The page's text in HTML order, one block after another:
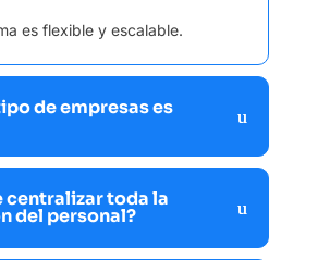
es flexible y escalable.
de empresas es
centralizar toda la
del personal?